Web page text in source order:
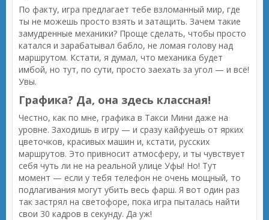
По факту, игра предлагает тебе взломанный мир, где
ты не можешь просто взять и затащить. Зачем такие
замудренные механики? Проще сделать, чтобы просто
катался и зарабатывал бабло, не ломая голову над
маршрутом. Кстати, я думал, что механика будет
имбой, но тут, по сути, просто заехать за угол — и всё!
Увы.
Графика? Да, она здесь классная!
Честно, как по мне, графика в Такси Мини даже на
уровне. Заходишь в игру — и сразу кайфуешь от ярких
цветочков, красивых машин и, кстати, русских
маршрутов. Это привносит атмосферу, и ты чувствует
себя чуть ли не на реальной улице Уфы! Но! Тут
момент — если у тебя телефон не очень мощный, то
подлагивания могут убить весь фарш. Я вот один раз
так застрял на светофоре, пока игра пыталась найти
свои 30 кадров в секунду. Да уж!